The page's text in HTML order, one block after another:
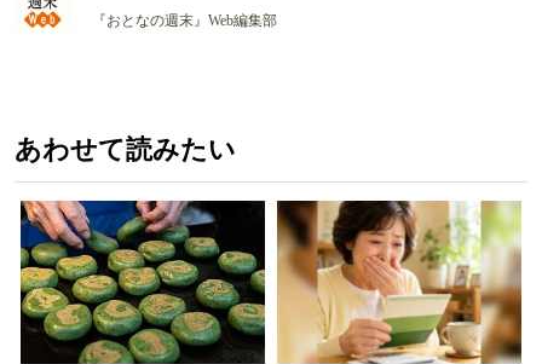
『おとなの週末』Web編集部
あわせて読みたい